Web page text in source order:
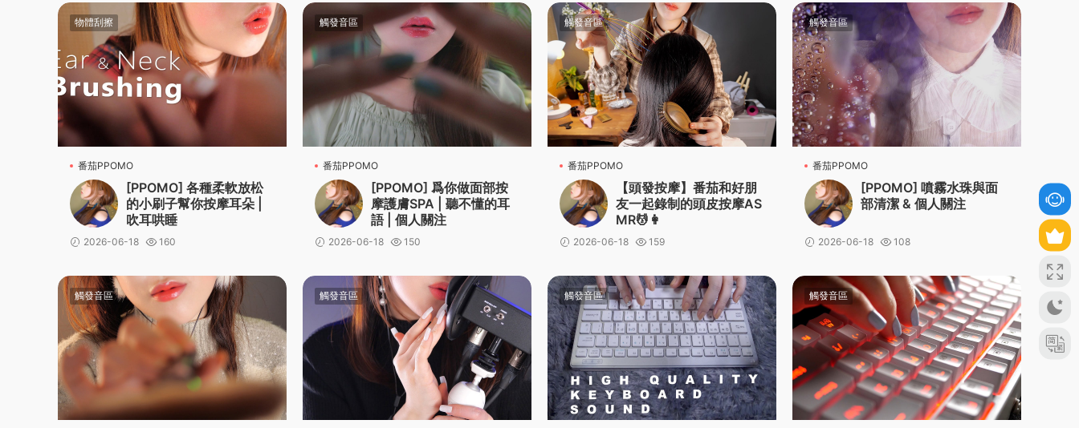
物體刮擦
番茄PPOMO
[PPOMO] 各種柔軟放松
的小刷子幫你按摩耳朵 |
吹耳哄睡
2026-06-18 160
觸發音區
番茄PPOMO
[PPOMO] 爲你做面部按
摩護膚SPA | 聽不懂的耳
語 | 個人關注
2026-06-18 150
觸發音區
番茄PPOMO
【頭發按摩】番茄和好朋
友一起錄制的頭皮按摩AS
MR💆👩
2026-06-18 159
觸發音區
番茄PPOMO
[PPOMO] 噴霧水珠與面
部清潔 & 個人關注
2026-06-18 108
觸發音區 觸發音區 觸發音區 觸發音區